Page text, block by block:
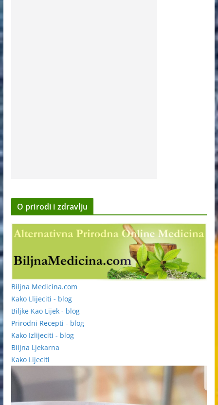
O prirodi i zdravlju
Biljna Medicina.com
Kako Llijeciti - blog
Biljke Kao Lijek - blog
Prirodni Recepti - blog
Kako Izlijeciti - blog
Biljna Ljekarna
Kako Lijeciti